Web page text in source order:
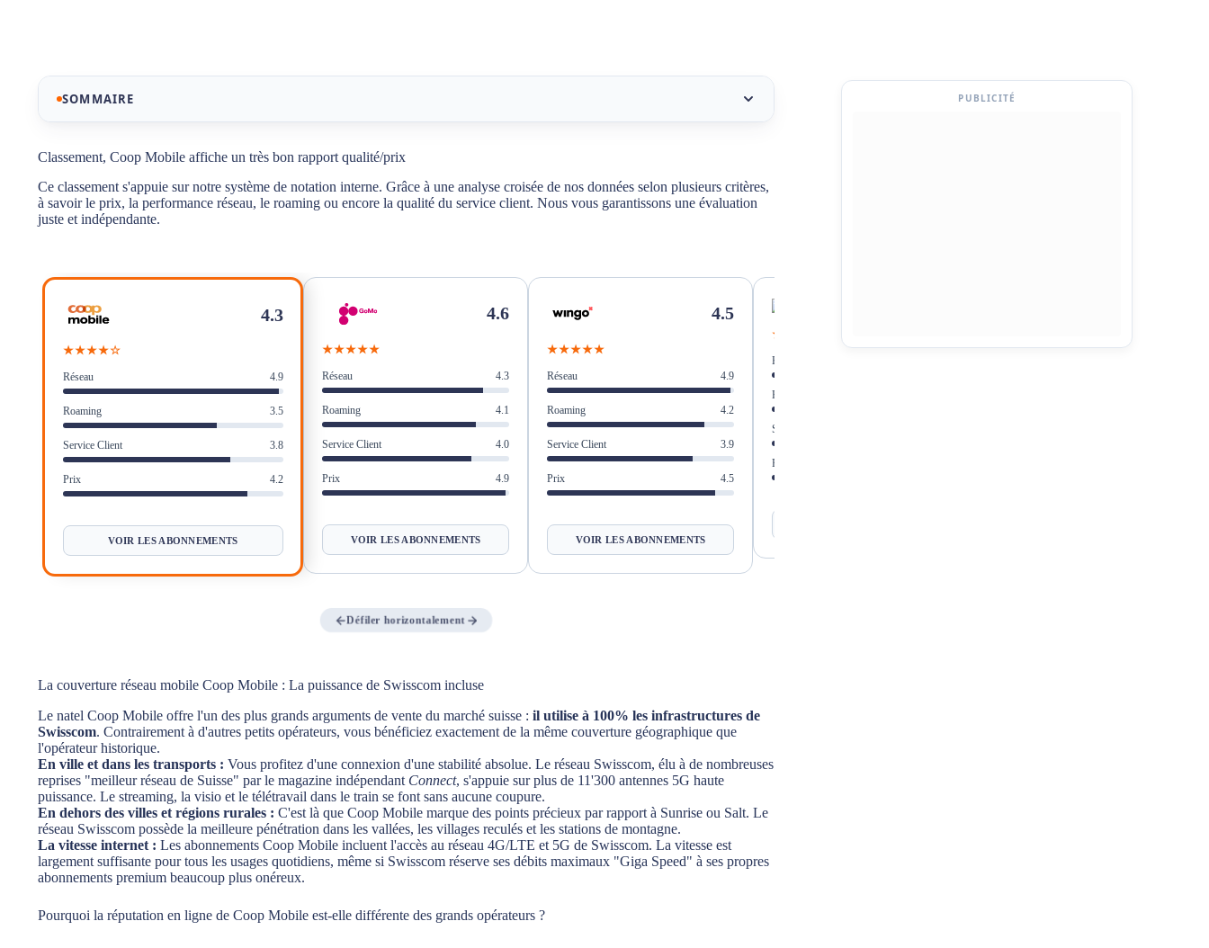
SOMMAIRE
Notre sélection des meilleurs abonnements mobiles Coop Mobile
Classement, Coop Mobile affiche un très bon rapport qualité/prix
La couverture réseau mobile Coop Mobile : La puissance de Swisscom incluse
Coop Mobile : Le Paradoxe de l'E-Réputation
Le service client de Coop Mobile : Simple et efficace
Avantages et Inconvénients des abonnements mobiles Coop Mobile
Classement, Coop Mobile affiche un très bon rapport qualité/prix
Ce classement s'appuie sur notre système de notation interne. Grâce à une analyse croisée de nos données selon plusieurs critères,
à savoir le prix, la performance réseau, le roaming ou encore la qualité du service client. Nous vous garantissons une évaluation
juste et indépendante.
4.3
★★★★☆
Réseau 4.9
Roaming 3.5
Service Client 3.8
Prix 4.2
VOIR LES ABONNEMENTS
4.6
★★★★★
Réseau 4.3
Roaming 4.1
Service Client 4.0
Prix 4.9
VOIR LES ABONNEMENTS
4.5
★★★★★
Réseau 4.9
Roaming 4.2
Service Client 3.9
Prix 4.5
VOIR LES ABONNEMENTS
★★★★★
Réseau
Roaming
Service Client
Prix
★★★★★
Défiler horizontalement
La couverture réseau mobile Coop Mobile : La puissance de Swisscom incluse
Le natel Coop Mobile offre l'un des plus grands arguments de vente du marché suisse : il utilise à 100% les infrastructures de
Swisscom. Contrairement à d'autres petits opérateurs, vous bénéficiez exactement de la même couverture géographique que
l'opérateur historique.
En ville et dans les transports : Vous profitez d'une connexion d'une stabilité absolue. Le réseau Swisscom, élu à de nombreuses
reprises "meilleur réseau de Suisse" par le magazine indépendant Connect, s'appuie sur plus de 11'300 antennes 5G haute
puissance. Le streaming, la visio et le télétravail dans le train se font sans aucune coupure.
En dehors des villes et régions rurales : C'est là que Coop Mobile marque des points précieux par rapport à Sunrise ou Salt. Le
réseau Swisscom possède la meilleure pénétration dans les vallées, les villages reculés et les stations de montagne.
La vitesse internet : Les abonnements Coop Mobile incluent l'accès au réseau 4G/LTE et 5G de Swisscom. La vitesse est
largement suffisante pour tous les usages quotidiens, même si Swisscom réserve ses débits maximaux "Giga Speed" à ses propres
abonnements premium beaucoup plus onéreux.
Pourquoi la réputation en ligne de Coop Mobile est-elle différente des grands opérateurs ?
PUBLICITÉ